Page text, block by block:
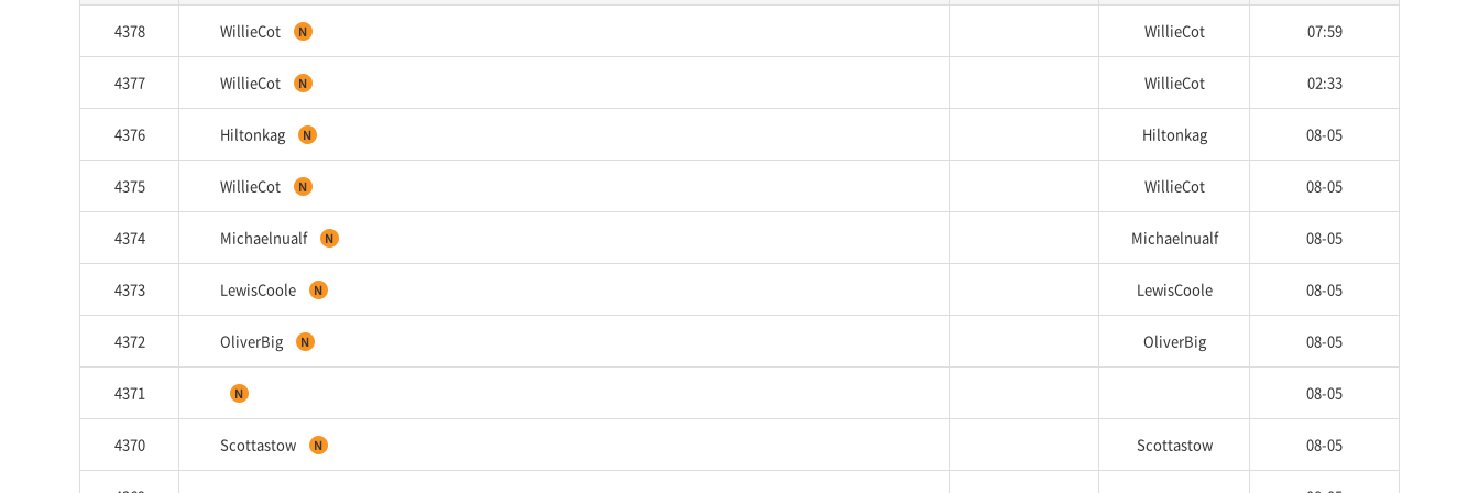
4378 WillieCot WillieCot 07:59
4377 WillieCot WillieCot 02:33
4376 Hiltonkag Hiltonkag 08-05
4375 WillieCot WillieCot 08-05
4374 Michaelnualf Michaelnualf 08-05
4373 LewisCoole LewisCoole 08-05
4372 OliverBig OliverBig 08-05
4371 08-05
4370 Scottastow Scottastow 08-05